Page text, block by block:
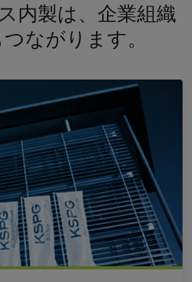
内製は、企業組織
ながります。